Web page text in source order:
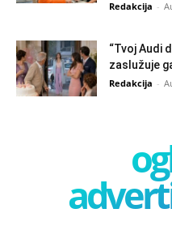
Redakcija -
“Tvoj Audi
zaslužuje
Redakcija -